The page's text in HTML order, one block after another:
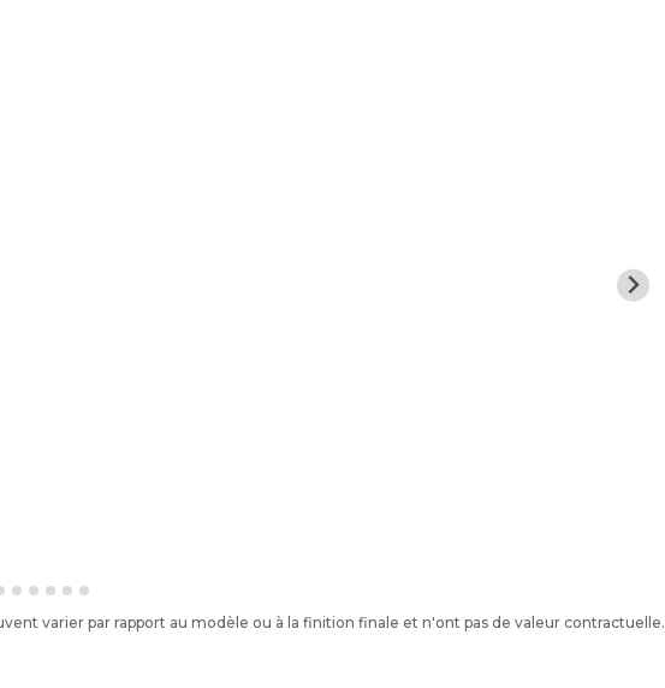
varier par rapport au modèle ou à la finition finale et n'ont pas de valeur contractuelle.